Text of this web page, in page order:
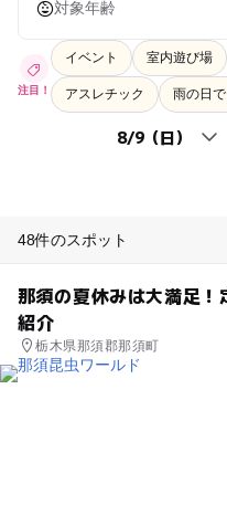
対象年齢
注目！
イベント 室内遊び場
アスレチック 雨の日
48件のスポット
那須の夏休みは大満足
紹介
栃木県那須郡那須町